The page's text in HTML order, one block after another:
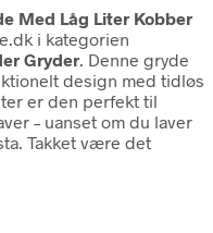
Med Låg Liter Kobber
i kategorien
Gryder. Denne gryde
design med tidløs
er den perfekt til
– uanset om du laver
Takket være det